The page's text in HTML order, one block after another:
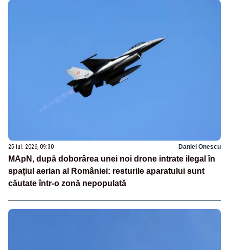
25 iul. 2026, 09:30 Daniel Onescu
MApN, după doborârea unei noi drone intrate ilegal în
spațiul aerian al României: resturile aparatului sunt
căutate într-o zonă nepopulată